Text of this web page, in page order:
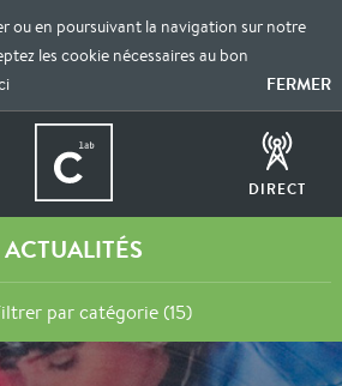
ou en poursuivant la navigation sur notre
les cookie nécessaires au bon
FERMER
DIRECT
ACTUALITÉS
par catégorie (15)